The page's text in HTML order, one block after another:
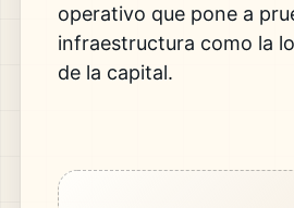
operativo que pone a
infraestructura como la
de la capital.